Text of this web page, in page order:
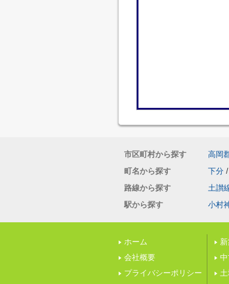
市区町村から探す 高岡
町名から探す
下分 /
路線から探す
土讃
駅から探す
小村
ホーム
会社概要
プライバシーポリシー